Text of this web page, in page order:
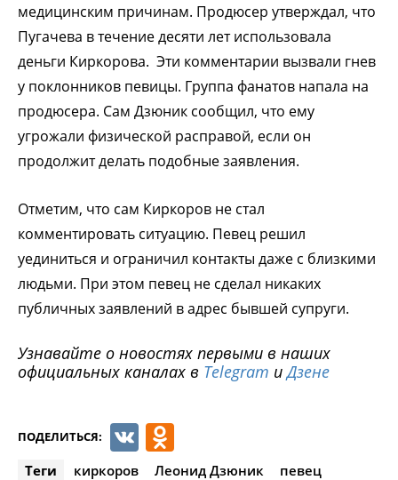
медицинским причинам. Продюсер утверждал, что
Пугачева в течение десяти лет использовала
деньги Киркорова. Эти комментарии вызвали гнев
у поклонников певицы. Группа фанатов напала на
продюсера. Сам Дзюник сообщил, что ему
угрожали физической расправой, если он
продолжит делать подобные заявления.
Отметим, что сам Киркоров не стал
комментировать ситуацию. Певец решил
уединиться и ограничил контакты даже с близкими
людьми. При этом певец не сделал никаких
публичных заявлений в адрес бывшей супруги.
Узнавайте о новостях первыми в наших
официальных каналах в Telegram иДзене
ПОДЕЛИТЬСЯ: VK
Теги киркоров Леонид Дзюник
певец